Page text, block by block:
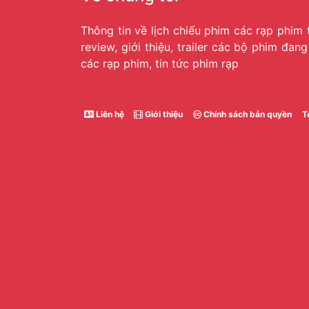
Thông tin về lịch chiếu phim các rạp phim
review, giới thiệu, trailer các bộ phim
các rạp phim, tin tức phim rạp
Liên hệ Giới thiệu Chính sách bản quyền